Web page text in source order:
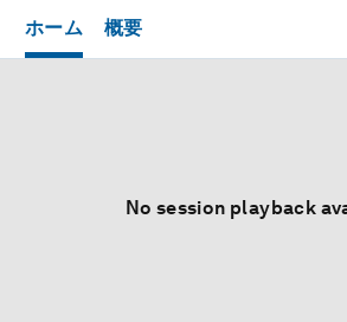
ホーム 概要
No session playback